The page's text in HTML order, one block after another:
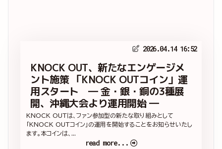
2026.04.14 16:52
KNOCK OUT、新たなエンゲージメ
ント施策 「KNOCK OUTコイン」運
用スタート ― 金・銀・銅の3種展
開、沖縄大会より運用開始 ―
KNOCK OUTは、ファン参加型の新たな取り組みとして
「KNOCK OUTコイン」の運用を開始することをお知らせいたし
ます。本コインは、...
read more...